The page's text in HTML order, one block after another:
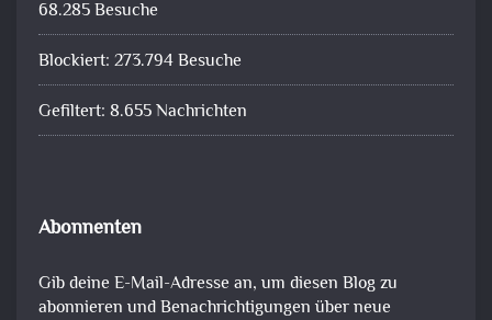
68.285 Besuche
Blockiert: 273.794 Besuche
Gefiltert: 8.655 Nachrichten
Abonnenten
Gib deine E-Mail-Adresse an, um diesen Blog zu
abonnieren und Benachrichtigungen über neue